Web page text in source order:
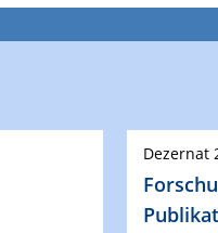
Dezernat